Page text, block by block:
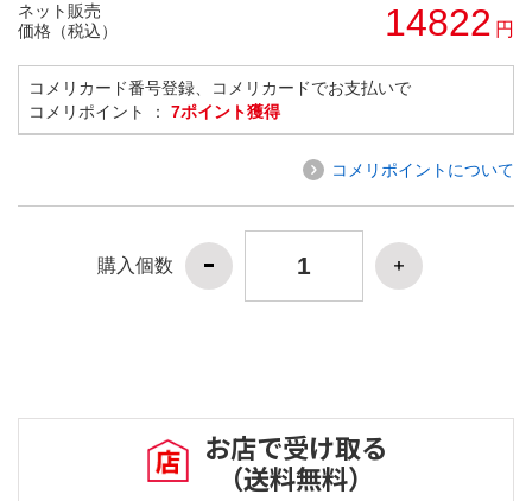
ネット販売
価格（税込）
14822 円
コメリカード番号登録、コメリカードでお支払いで
コメリポイント ： 7ポイント獲得
コメリポイントについて
購入個数
お店で受け取る
（送料無料）